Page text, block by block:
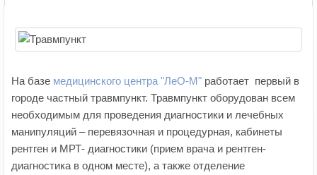
На базе медицинского центра "ЛеО-М" работает первый в
городе частный травмпункт. Травмпункт оборудован всем
необходимым для проведения диагностики и лечебных
манипуляций – перевязочная и процедурная, кабинеты
рентген и МРТ- диагностики (прием врача и рентген-
диагностика в одном месте), а также отделение